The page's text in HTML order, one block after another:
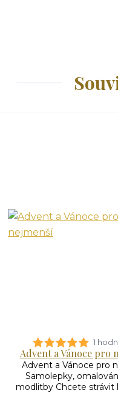
1
Advent a Vánoce pro
Advent a Vánoce pro
Samolepky,
modlitby Chcete strávit